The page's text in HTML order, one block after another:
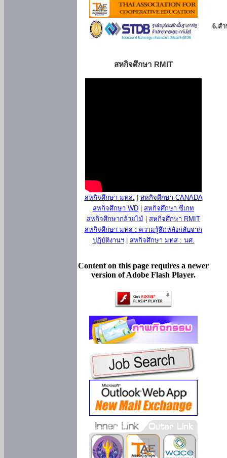
สหกิจศึกษา RMIT
สหกิจศึกษา มทส.
สหกิจศึกษา CANADA
สหกิจศึกษา WD
สหกิจศึกษา ซีเกท
สหกิจศึกษากล้วยไม้
สหกิจศึกษา RMIT
สหกิจศึกษา มทส : ความรู้สึกหลังกลับจาก
ปฏิบัติงานฯ| สหกิจศึกษา มทส : นศ.
Content on this page requires a newer
version of Adobe Flash Player.
6.ส